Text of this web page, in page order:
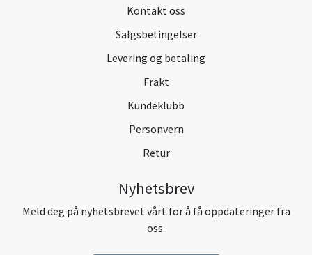
Kontakt oss
Salgsbetingelser
Levering og betaling
Frakt
Kundeklubb
Personvern
Retur
Nyhetsbrev
Meld deg på nyhetsbrevet vårt for å få oppdateringer fra
oss.